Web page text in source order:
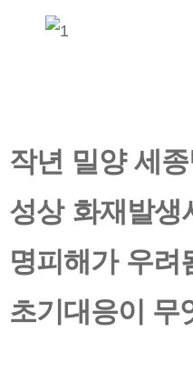
작년 밀양 세
성상 화재발
명피해가 우
초기대응이 무